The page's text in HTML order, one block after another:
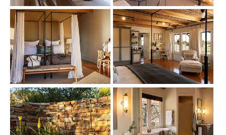
Show larger version Show larger version
Show larger version Show larger version